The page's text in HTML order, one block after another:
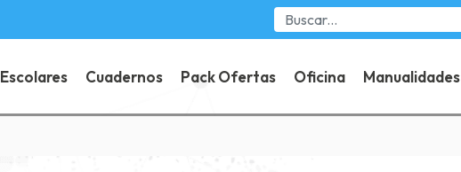
Escolares Cuadernos Pack Ofertas Oficina Manualidades